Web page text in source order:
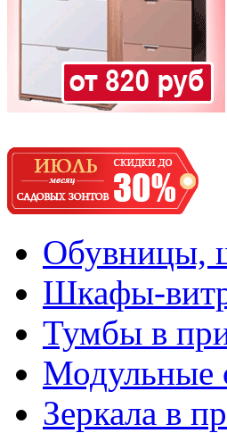
Обувницы,
Шкафы-
Тумбы в
Модульные
Зеркала в